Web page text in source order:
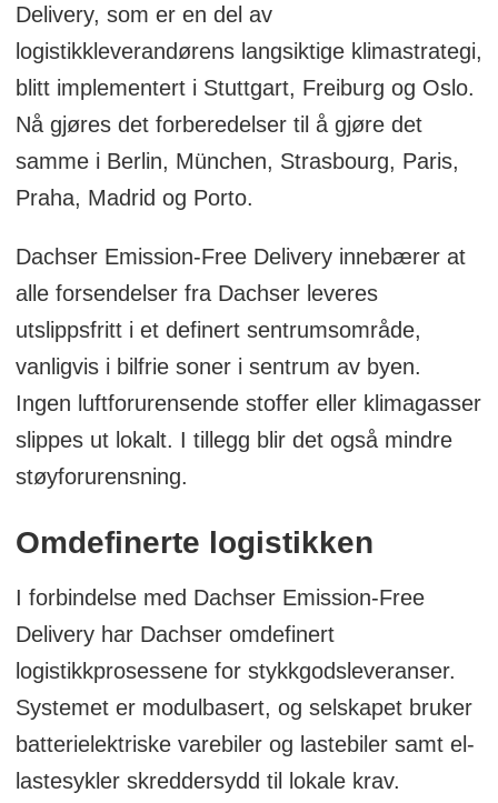
Sendinger: 78,6 millioner forsendelser
(39,8 millioner tonn) i 42 land
I desember 2018 vant pilotprosjektet i
Stuttgart en pris i en konkurranse om
bærekraftig urban logistikk som ble
Dachser er et tysk familieeid selskap, som
tilbyr transportlogistikk, lagertjenester og
kundespesifikke tjenester innen to
forretningsområder: Dachser Air & Sea
Logistics og Dachser Road Logistics.
Selskapet tilbyr blant annet omfattende
industritilpassede løsninger. I tillegg tilbys
det et sømløst fraktnettverk både i Europa
og i utlandet samt et helt integrert IT-
system, som sørger for intelligente
logistikkløsninger over hele verden.
Delivery, som er en del av
logistikkleverandørens langsiktige klimastrategi,
blitt implementert i Stuttgart, Freiburg og Oslo.
Nå gjøres det forberedelser til å gjøre det
samme i Berlin, München, Strasbourg, Paris,
Praha, Madrid og Porto.
Dachser Emission-Free Delivery innebærer at
alle forsendelser fra Dachser leveres
utslippsfritt i et definert sentrumsområde,
vanligvis i bilfrie soner i sentrum av byen.
Ingen luftforurensende stoffer eller klimagasser
slippes ut lokalt. I tillegg blir det også mindre
støyforurensning.
Omdefinerte logistikken
I forbindelse med Dachser Emission-Free
Delivery har Dachser omdefinert
logistikkprosessene for stykkgodsleveranser.
Systemet er modulbasert, og selskapet bruker
batterielektriske varebiler og lastebiler samt el-
lastesykler skreddersydd til lokale krav.